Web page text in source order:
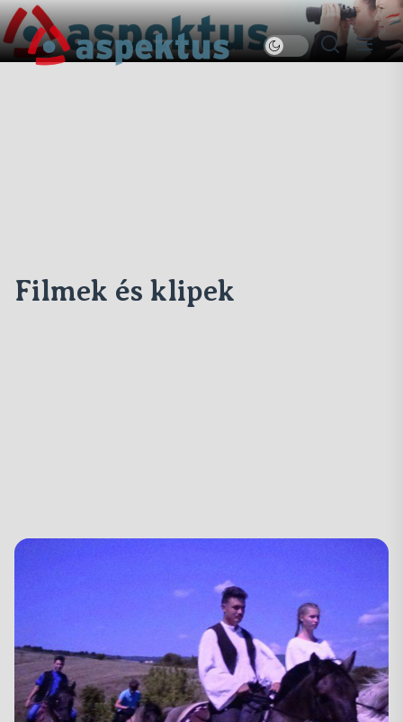
Skip
to
the
Új
Aspektus
Filmek és klipek